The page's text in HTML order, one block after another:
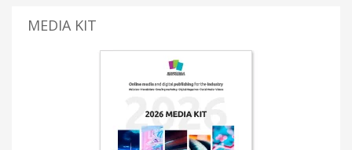
MEDIA KIT